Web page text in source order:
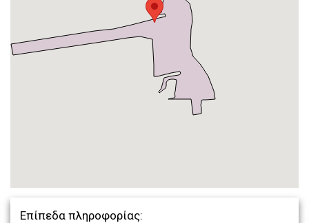
Επίπεδα πληροφορίας: